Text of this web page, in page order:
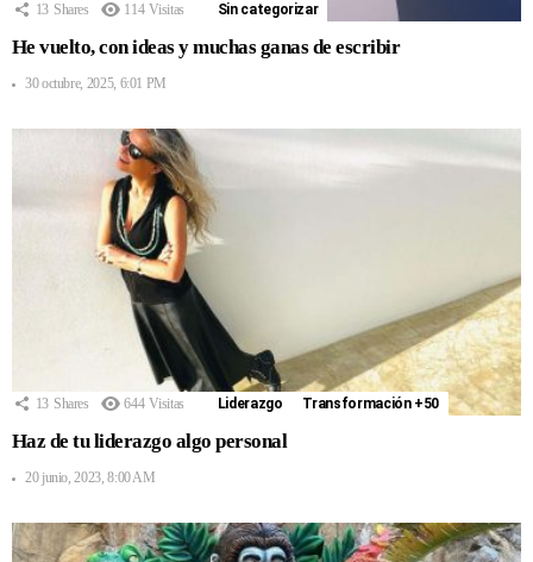
13 Shares 114 Visitas Sin categorizar
He vuelto, con ideas y muchas ganas de escribir
30 octubre, 2025, 6:01 PM
13 Shares 644 Visitas Liderazgo Transformación +50
Haz de tu liderazgo algo personal
20 junio, 2023, 8:00 AM